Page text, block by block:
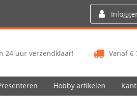
Vanaf €
24 uur verzendklaar!
Hobby artikelen